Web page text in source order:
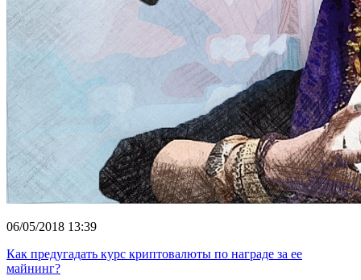
06/05/2018 13:39
Как предугадать курс криптовалюты по награде за ее
майнинг?